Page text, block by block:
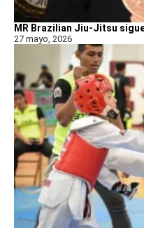
MR Brazilian Jiu-Jitsu
27 mayo, 2026